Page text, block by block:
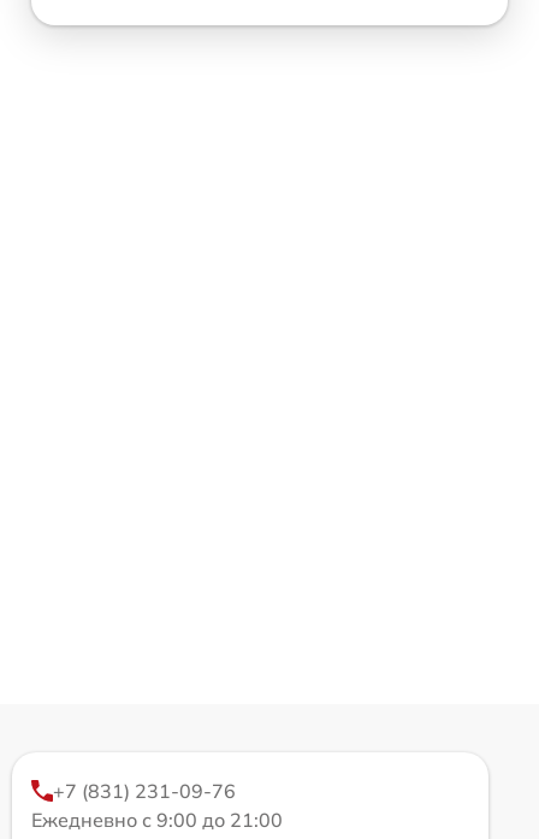
+7 (831) 231-09-76
Ежедневно с 9:00 до 21:00